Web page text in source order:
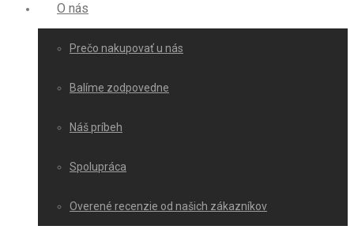
O nás
Prečo nakupovať u nás
Balíme zodpovedne
Náš príbeh
Spolupráca
Overené recenzie od našich zákazníkov